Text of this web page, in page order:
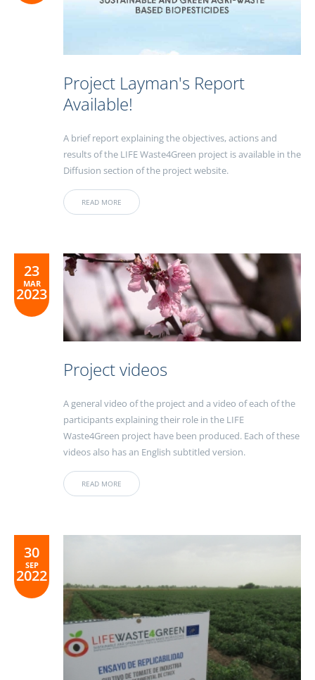
Project Layman's Report
Available!
A brief report explaining the objectives, actions and
results of the LIFE Waste4Green project is available in the
Diffusion section of the project website.
READ MORE
23
MAR
2023
Project videos
A general video of the project and a video of each of the
participants explaining their role in the LIFE
Waste4Green project have been produced. Each of these
videos also has an English subtitled version.
READ MORE
30
SEP
2022